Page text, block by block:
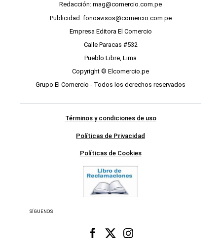
Redacción: mag@comercio.com.pe
Publicidad: fonoavisos@comercio.com.pe
Empresa Editora El Comercio
Calle Paracas #532
Pueblo Libre, Lima
Copyright © Elcomercio.pe
Grupo El Comercio - Todos los derechos reservados
Términos y condiciones de uso
Políticas de Privacidad
Políticas de Cookies
SÍGUENOS